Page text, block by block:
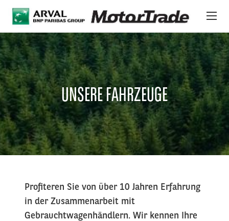
Direkt zum Inhalt
UNSERE FAHRZEUGE
Profiteren Sie von über 10 Jahren Erfahrung
in der Zusammenarbeit mit
Gebrauchtwagenhändlern. Wir kennen Ihre
ONLINE-AUKTIONSPLATTFORM
FAHRZEUGE
ÜBER UNS
INTERNATIONALER BESTAND
NEWS